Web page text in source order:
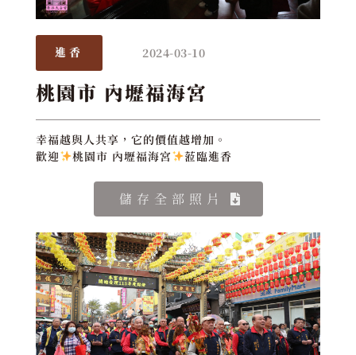
進香 2024-03-10
桃園市 內壢福海宮
幸福越與人共享，它的價值越增加。
歡迎
桃園市 內壢福海宮 蒞臨進香
儲存全部照片